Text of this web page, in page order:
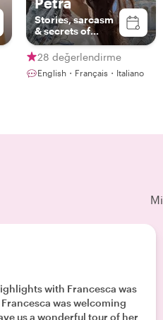
Stories, sarcasm
& secrets of
Tuscany
28 değerlendirme
English・Français・Italiano
with Francesca was
us a wonderful tour of her